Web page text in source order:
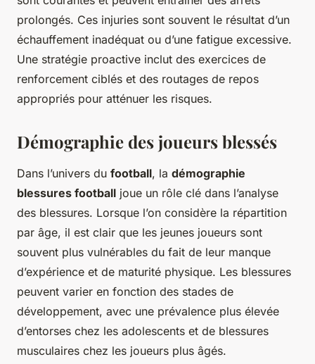
prolongés. Ces injuries sont souvent le résultat d’un
échauffement inadéquat ou d’une fatigue excessive.
Une stratégie proactive inclut des exercices de
renforcement ciblés et des routages de repos
appropriés pour atténuer les risques.
Démographie des joueurs blessés
Dans l’univers du football, la démographie
blessures football joue un rôle clé dans l’analyse
des blessures. Lorsque l’on considère la répartition
par âge, il est clair que les jeunes joueurs sont
souvent plus vulnérables du fait de leur manque
d’expérience et de maturité physique. Les blessures
peuvent varier en fonction des stades de
développement, avec une prévalence plus élevée
d’entorses chez les adolescents et de blessures
musculaires chez les joueurs plus âgés.